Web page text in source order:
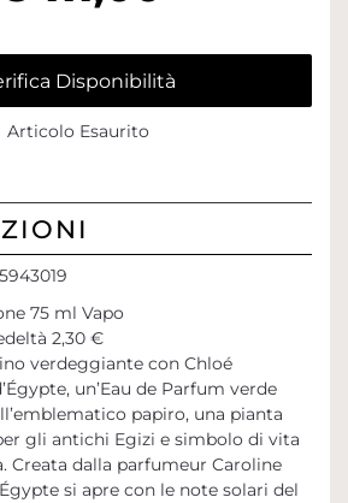
Disponibilità
Articolo Esaurito
75 ml Vapo
2,30 €
verdeggiante con Chloé
un’Eau de Parfum verde
papiro, una pianta
gli antichi Egizi e simbolo di vita
Creata dalla parfumeur Caroline
si apre con le note solari del